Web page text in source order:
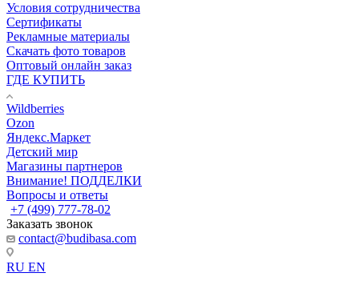
Условия сотрудничества
Сертификаты
Рекламные материалы
Скачать фото товаров
Оптовый онлайн заказ
ГДЕ КУПИТЬ
Wildberries
Ozon
Яндекс.Маркет
Детский мир
Магазины партнеров
Внимание! ПОДДЕЛКИ
Вопросы и ответы
+7 (499) 777-78-02
Заказать звонок
contact@budibasa.com
RU EN